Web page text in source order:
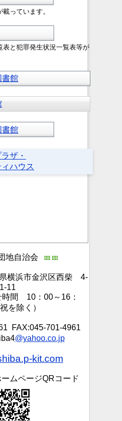
っています。
表と犯罪発生状況一覧表等が
書館
書館
ザ・
ハウス
地自治会
横浜市金沢区西柴 4-
1-11
時間 10：00～16：
を除く）
FAX:045-701-4961
@yahoo.co.jp
kit.com
ムページQRコード